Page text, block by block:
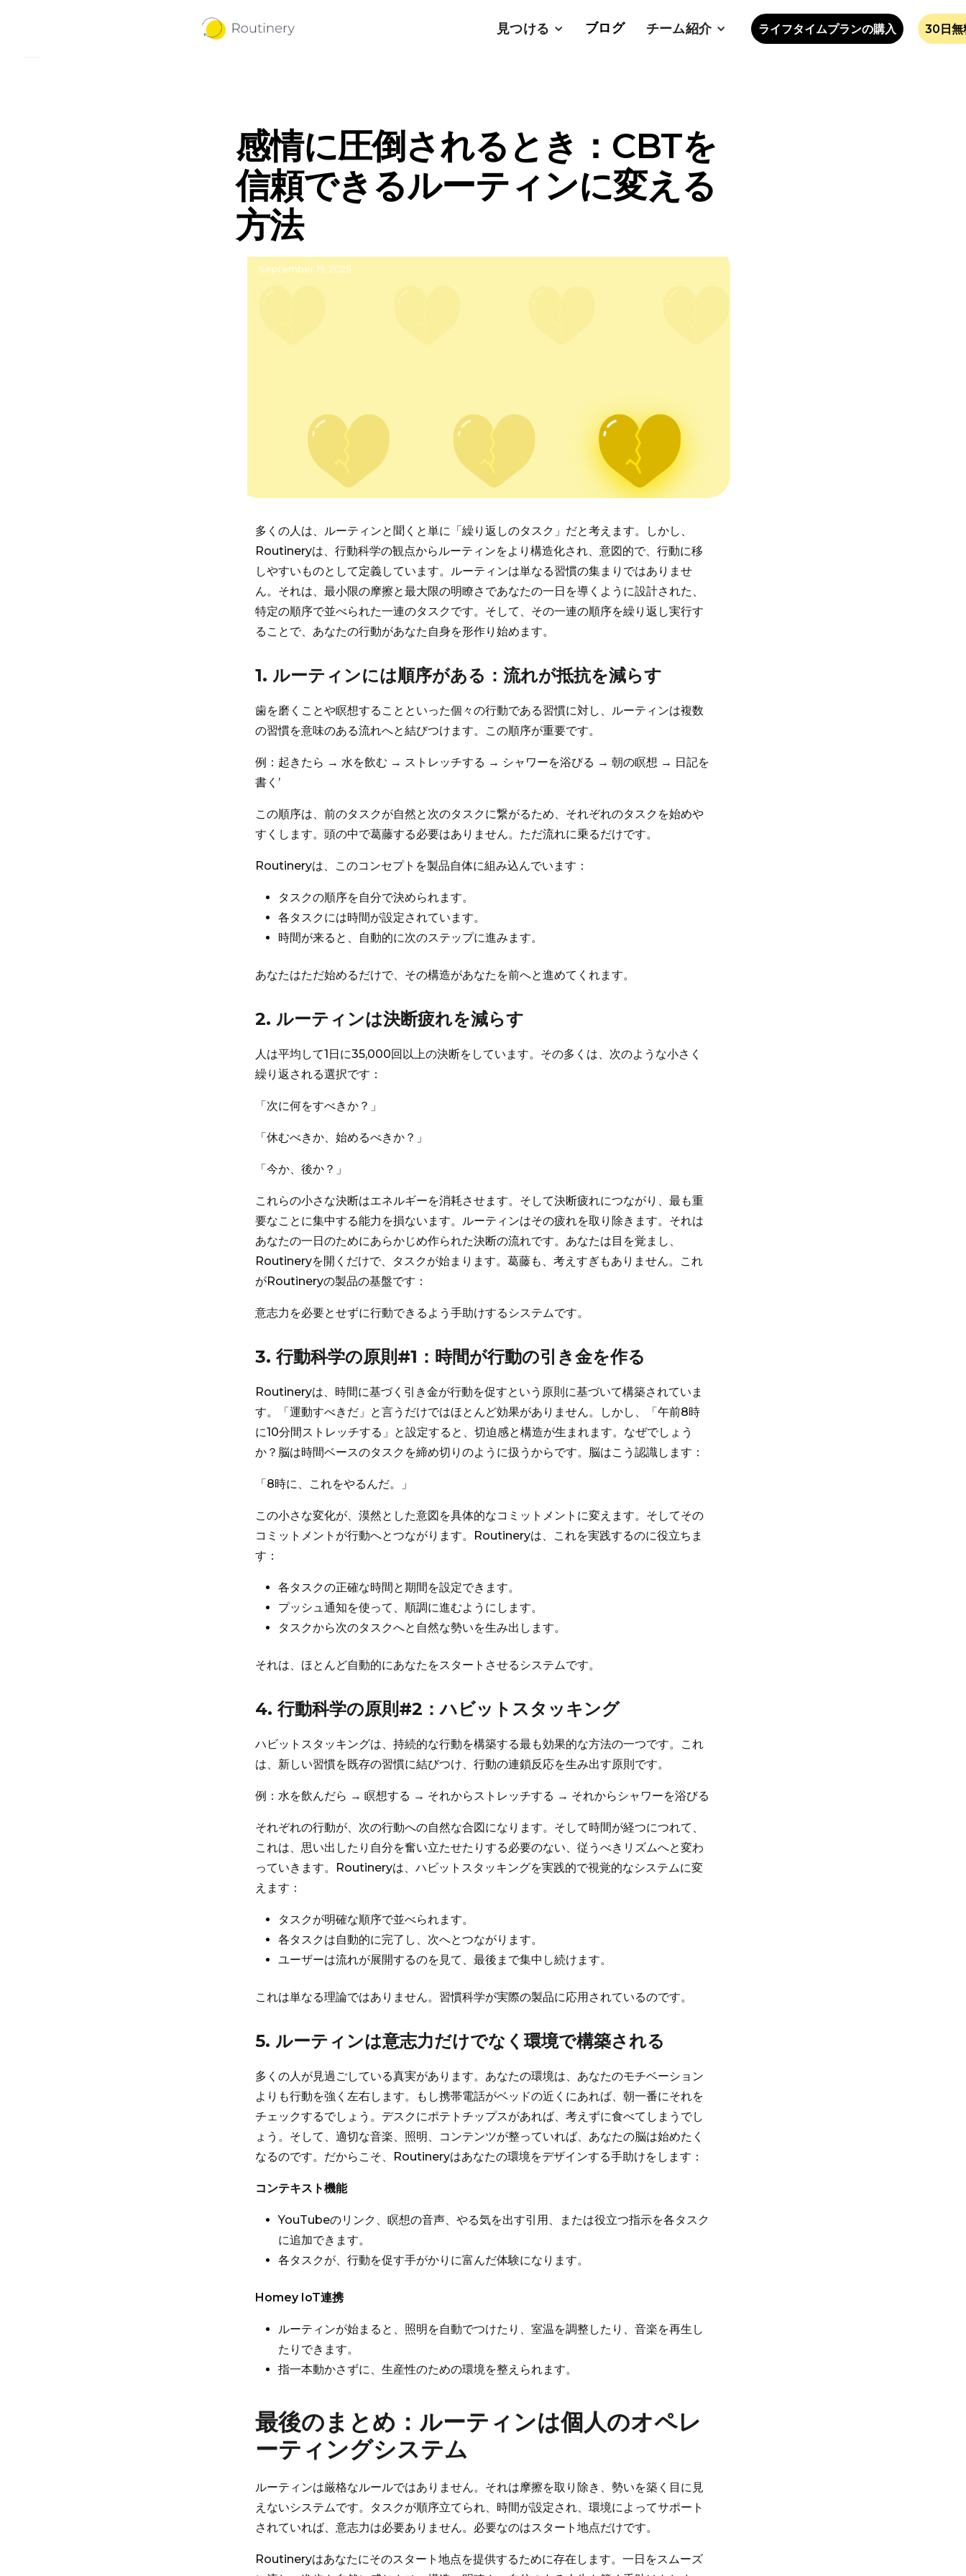
見つける ブログ チーム紹介 ライフタイムプランの購入 30日無
感情に圧倒されるとき：CBTを
信頼できるルーティンに変える
方法
September 19, 2025
多くの人は、ルーティンと聞くと単に「繰り返しのタスク」だと考えます。しかし、
Routineryは、行動科学の観点からルーティンをより構造化され、意図的で、行動に移
しやすいものとして定義しています。ルーティンは単なる習慣の集まりではありませ
ん。それは、最小限の摩擦と最大限の明瞭さであなたの一日を導くように設計された、
特定の順序で並べられた一連のタスクです。そして、その一連の順序を繰り返し実行す
ることで、あなたの行動があなた自身を形作り始めます。
1. ルーティンには順序がある：流れが抵抗を減らす
歯を磨くことや瞑想することといった個々の行動である習慣に対し、ルーティンは複数
の習慣を意味のある流れへと結びつけます。この順序が重要です。
例：起きたら → 水を飲む → ストレッチする → シャワーを浴びる → 朝の瞑想 → 日記を
書く’
この順序は、前のタスクが自然と次のタスクに繋がるため、それぞれのタスクを始めや
すくします。頭の中で葛藤する必要はありません。ただ流れに乗るだけです。
Routineryは、このコンセプトを製品自体に組み込んでいます：
タスクの順序を自分で決められます。
各タスクには時間が設定されています。
時間が来ると、自動的に次のステップに進みます。
あなたはただ始めるだけで、その構造があなたを前へと進めてくれます。
2. ルーティンは決断疲れを減らす
人は平均して1日に35,000回以上の決断をしています。その多くは、次のような小さく
繰り返される選択です：
「次に何をすべきか？」
「休むべきか、始めるべきか？」
「今か、後か？」
これらの小さな決断はエネルギーを消耗させます。そして決断疲れにつながり、最も重
要なことに集中する能力を損ないます。ルーティンはその疲れを取り除きます。それは
あなたの一日のためにあらかじめ作られた決断の流れです。あなたは目を覚まし、
Routineryを開くだけで、タスクが始まります。葛藤も、考えすぎもありません。これ
がRoutineryの製品の基盤です：
意志力を必要とせずに行動できるよう手助けするシステムです。
3. 行動科学の原則#1：時間が行動の引き金を作る
Routineryは、時間に基づく引き金が行動を促すという原則に基づいて構築されていま
す。「運動すべきだ」と言うだけではほとんど効果がありません。しかし、「午前8時
に10分間ストレッチする」と設定すると、切迫感と構造が生まれます。なぜでしょう
か？脳は時間ベースのタスクを締め切りのように扱うからです。脳はこう認識します：
「8時に、これをやるんだ。」
この小さな変化が、漠然とした意図を具体的なコミットメントに変えます。そしてその
コミットメントが行動へとつながります。Routineryは、これを実践するのに役立ちま
す：
各タスクの正確な時間と期間を設定できます。
プッシュ通知を使って、順調に進むようにします。
タスクから次のタスクへと自然な勢いを生み出します。
それは、ほとんど自動的にあなたをスタートさせるシステムです。
4. 行動科学の原則#2：ハビットスタッキング
ハビットスタッキングは、持続的な行動を構築する最も効果的な方法の一つです。これ
は、新しい習慣を既存の習慣に結びつけ、行動の連鎖反応を生み出す原則です。
例：水を飲んだら → 瞑想する → それからストレッチする → それからシャワーを浴びる
それぞれの行動が、次の行動への自然な合図になります。そして時間が経つにつれて、
これは、思い出したり自分を奮い立たせたりする必要のない、従うべきリズムへと変わ
っていきます。Routineryは、ハビットスタッキングを実践的で視覚的なシステムに変
えます：
タスクが明確な順序で並べられます。
各タスクは自動的に完了し、次へとつながります。
ユーザーは流れが展開するのを見て、最後まで集中し続けます。
これは単なる理論ではありません。習慣科学が実際の製品に応用されているのです。
5. ルーティンは意志力だけでなく環境で構築される
多くの人が見過ごしている真実があります。あなたの環境は、あなたのモチベーション
よりも行動を強く左右します。もし携帯電話がベッドの近くにあれば、朝一番にそれを
チェックするでしょう。デスクにポテトチップスがあれば、考えずに食べてしまうでし
ょう。そして、適切な音楽、照明、コンテンツが整っていれば、あなたの脳は始めたく
なるのです。だからこそ、Routineryはあなたの環境をデザインする手助けをします：
コンテキスト機能
YouTubeのリンク、瞑想の音声、やる気を出す引用、または役立つ指示を各タスク
に追加できます。
各タスクが、行動を促す手がかりに富んだ体験になります。
Homey IoT連携
ルーティンが始まると、照明を自動でつけたり、室温を調整したり、音楽を再生し
たりできます。
指一本動かさずに、生産性のための環境を整えられます。
最後のまとめ：ルーティンは個人のオペレ
ーティングシステム
ルーティンは厳格なルールではありません。それは摩擦を取り除き、勢いを築く目に見
えないシステムです。タスクが順序立てられ、時間が設定され、環境によってサポート
されていれば、意志力は必要ありません。必要なのはスタート地点だけです。
Routineryはあなたにそのスタート地点を提供するために存在します。一日をスムーズ